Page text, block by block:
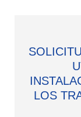
LOS